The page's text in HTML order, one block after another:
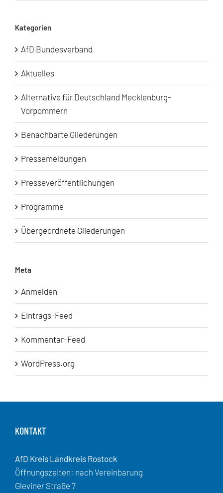
Kategorien
AfD Bundesverband
Aktuelles
Alternative für Deutschland Mecklenburg-
Vorpommern
Benachbarte Gliederungen
Pressemeldungen
Presseveröffentlichungen
Programme
Übergeordnete Gliederungen
Meta
Anmelden
Eintrags-Feed
Kommentar-Feed
WordPress.org
KONTAKT
AfD Kreis Landkreis Rostock
Öffnungszeiten: nach Vereinbarung
Gleviner Straße 7